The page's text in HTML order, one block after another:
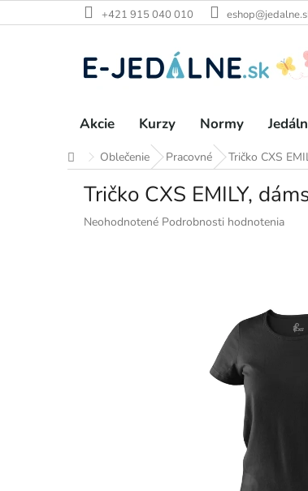
na
+421 915 040 010
Akcie Kurzy Normy
DomovOblečenie Pracovné Tričko CXS
Tričko CXS EMILY,
Priemerné
Neohodnotené Podrobnosti hodnotenia